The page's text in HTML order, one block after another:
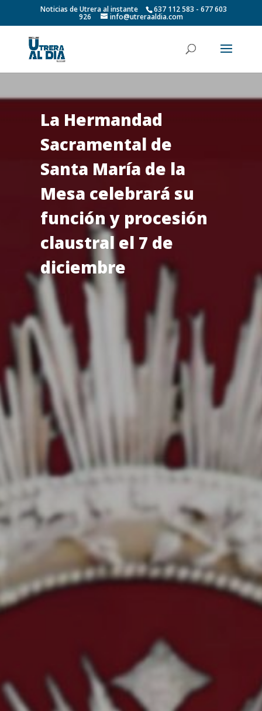
Noticias de Utrera al instante 637 112 583 - 677 603
926 info@utreraaldia.com
La Hermandad
Sacramental de
Santa María de la
Mesa celebrará su
función y procesión
claustral el 7 de
diciembre